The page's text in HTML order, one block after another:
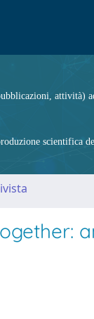
attività)